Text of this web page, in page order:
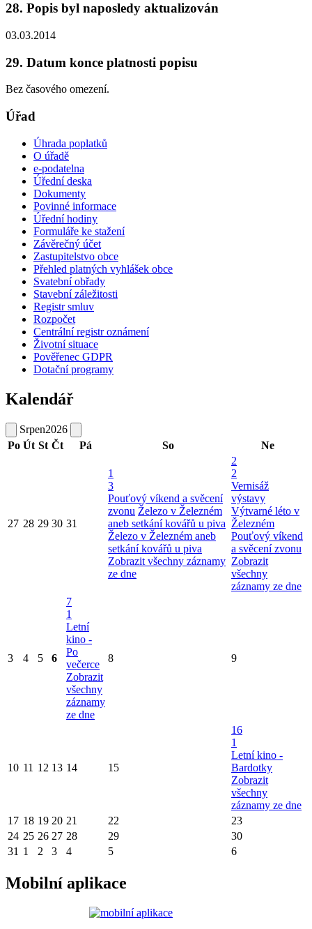
28. Popis byl naposledy aktualizován
03.03.2014
29. Datum konce platnosti popisu
Bez časového omezení.
Úřad
Úhrada poplatků
O úřadě
e-podatelna
Úřední deska
Dokumenty
Povinné informace
Úřední hodiny
Formuláře ke stažení
Závěrečný účet
Zastupitelstvo obce
Přehled platných vyhlášek obce
Svatební obřady
Stavební záležitosti
Registr smluv
Rozpočet
Centrální registr oznámení
Životní situace
Pověřenec GDPR
Dotační programy
Kalendář
Srpen2026
Po Út St Čt Pá So Ne
27 28 29 30 31
1
3
Pouťový víkend a svěcení
zvonu Železo v Železném
aneb setkání kovářů u piva
Železo v Železném aneb
setkání kovářů u piva
Zobrazit všechny záznamy
ze dne
2
2
Vernisáž
výstavy
Výtvarné léto v
Železném
Pouťový víkend
a svěcení zvonu
Zobrazit
všechny
záznamy ze dne
3 4 5 6
7
1
Letní
kino -
Po
večerce
Zobrazit
všechny
záznamy
ze dne
8 9
10 11 12 13 14 15
16
1
Letní kino -
Bardotky
Zobrazit
všechny
záznamy ze dne
17 18 19 20 21 22
23
24 25 26 27 28 29
30
31 1 2 3 4 5 6
Mobilní aplikace